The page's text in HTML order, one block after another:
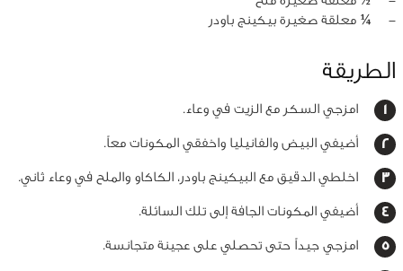
‏-
¼ معلقة صغيرة بيكينج باودر
الطريقة
امزجي السكر مع الزيت في وعاء.
أضيفي البيض والفانيليا واخفقي المكونات معاً.
اخلطي الدقيق مع البيكينج باودر، الكاكاو والملح في وعاء ثاني.
أضيفي المكونات الجافة إلى تلك السائلة.
امزجي جيداً حتى تحصلي على عجينة متجانسة.